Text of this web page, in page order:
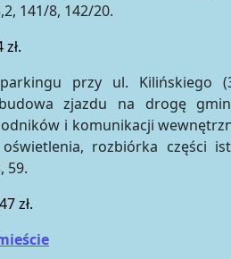
141/8, 142/20.
przy ul.
zjazdu na drogę
i komunikacji
rozbiórka części
3, 59.
zł.